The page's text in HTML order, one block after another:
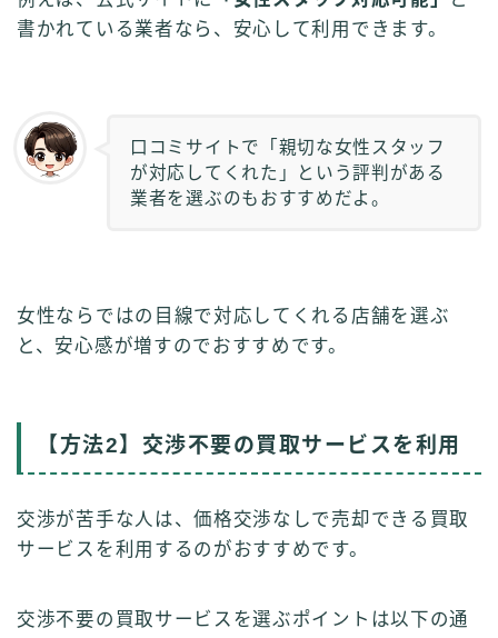
書かれている業者なら、安心して利用できます。
口コミサイトで「親切な女性スタッフ
が対応してくれた」という評判がある
業者を選ぶのもおすすめだよ。
女性ならではの目線で対応してくれる店舗を選ぶ
と、安心感が増すのでおすすめです。
【方法2】交渉不要の買取サービスを利用
交渉が苦手な人は、価格交渉なしで売却できる買取
サービスを利用するのがおすすめです。
交渉不要の買取サービスを選ぶポイントは以下の通